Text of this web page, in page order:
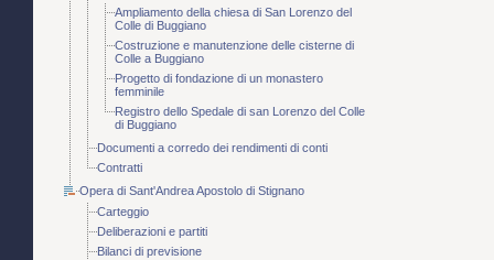
Ampliamento della chiesa di San Lorenzo del
Colle di Buggiano
Costruzione e manutenzione delle cisterne di
Colle a Buggiano
Progetto di fondazione di un monastero
femminile
Registro dello Spedale di san Lorenzo del Colle
di Buggiano
Documenti a corredo dei rendimenti di conti
Contratti
Opera di Sant'Andrea Apostolo di Stignano
Carteggio
Deliberazioni e partiti
Bilanci di previsione